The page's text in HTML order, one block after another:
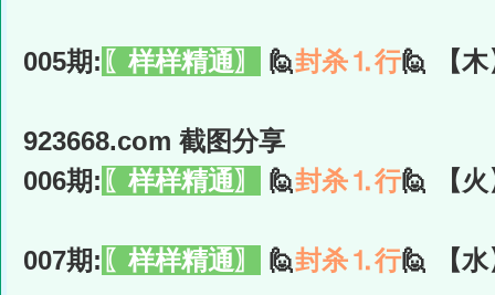
005期: 〖样样精通〗 🙋封杀⒈行🙋 【
923668.com 截图分享
006期: 〖样样精通〗 🙋封杀⒈行🙋 【
007期: 〖样样精通〗 🙋封杀⒈行🙋 【